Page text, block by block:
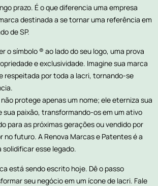
prazo. É o que diferencia uma empresa
destinada a se tornar uma referência em
de SP.
o símbolo ® ao lado do seu logo, uma prova
e exclusividade. Imagine sua marca
respeitada por toda a Iacri, tornando-se
protege apenas um nome; ele eterniza sua
sua paixão, transformando-os em um ativo
para as próximas gerações ou vendido por
no futuro. A Renova Marcas e Patentes é a
solidificar esse legado.
está sendo escrito hoje. Dê o passo
seu negócio em um ícone de Iacri. Fale